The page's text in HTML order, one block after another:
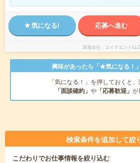
気になる! 応募へ進む
派遣会社 エイクエントLLC
興味があったら「★気になる！
「気になる！」を押しておくと
「面談確約」 や 「応募歓迎」 が
検索条件を追加して絞
こだわりでお仕事情報を絞り込む